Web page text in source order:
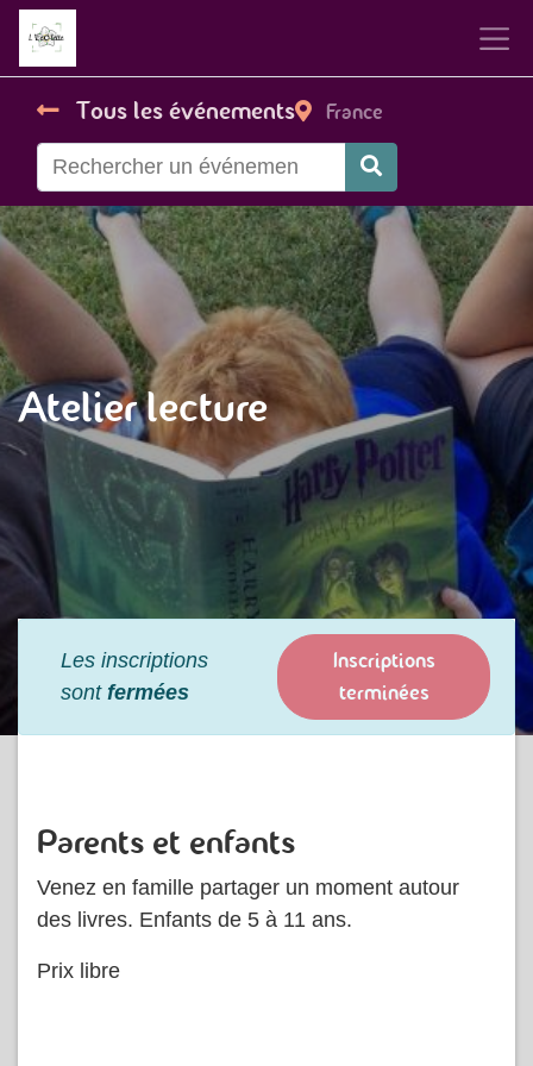
Tous les événements France
Atelier lecture
Les inscriptions
sont fermées
Inscriptions
terminées
Parents et enfants
Venez en famille partager un moment autour
des livres. Enfants de 5 à 11 ans.
Prix libre